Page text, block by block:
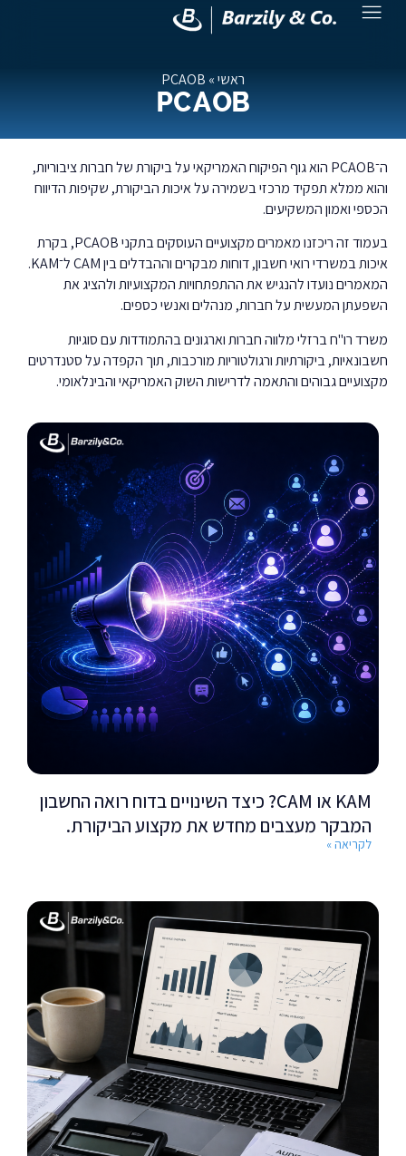
ראשי»
PCAOB
PCAOB
ה־PCAOB הוא גוף הפיקוח האמריקאי על ביקורת של חברות ציבוריות,
והוא ממלא תפקיד מרכזי בשמירה על איכות הביקורת, שקיפות הדיווח
הכספי ואמון המשקיעים.
בעמוד זה ריכזנו מאמרים מקצועיים העוסקים בתקני PCAOB, בקרת
איכות במשרדי רואי חשבון, דוחות מבקרים וההבדלים בין CAM ל־KAM.
המאמרים נועדו להנגיש את ההתפתחויות המקצועיות ולהציג את
השפעתן המעשית על חברות, מנהלים ואנשי כספים.
משרד רו"ח ברזלי מלווה חברות וארגונים בהתמודדות עם סוגיות
חשבונאיות, ביקורתיות ורגולטוריות מורכבות, תוך הקפדה על סטנדרטים
מקצועיים גבוהים והתאמה לדרישות השוק האמריקאי והבינלאומי.
KAM או CAM? כיצד השינויים בדוח רואה החשבון
המבקר מעצבים מחדש את מקצוע הביקורת.
לקריאה »